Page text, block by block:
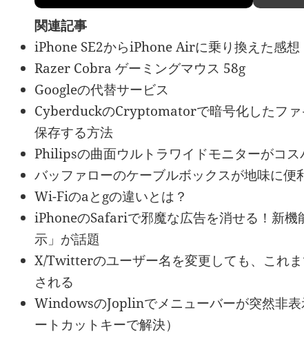
関連記事
iPhone SE2からiPhone Airに乗り換えた感想
Razer Cobra ゲーミングマウス 58g
Googleの代替サービス
CyberduckのCryptomatorで暗号化したファ
保存する方法
Philipsの曲面ウルトラワイドモニターがコス
バッファローのケーブルボックスが地味に便
Wi-Fiのaとgの違いとは？
iPhoneのSafariで邪魔な広告を消せる！新機
示」が話題
X/Twitterのユーザー名を変更しても、これ
される
WindowsのJoplinでメニューバーが突然非表
ートカットキーで解決）